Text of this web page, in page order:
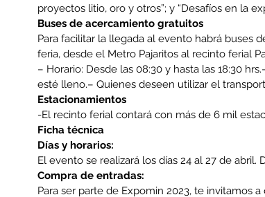
proyectos litio, oro y otros”; y “Desafíos en la
Buses de acercamiento gratuitos
Para facilitar la llegada al evento habrá buses
feria, desde el Metro Pajaritos al recinto ferial
– Horario: Desde las 08:30 y hasta las 18:30
esté lleno.– Quienes deseen utilizar el
Estacionamientos
-El recinto ferial contará con más de 6 mil
Ficha técnica
Días y horarios:
El evento se realizará los días 24 al 27 de abril.
Compra de entradas:
Para ser parte de Expomin 2023, te invitamos